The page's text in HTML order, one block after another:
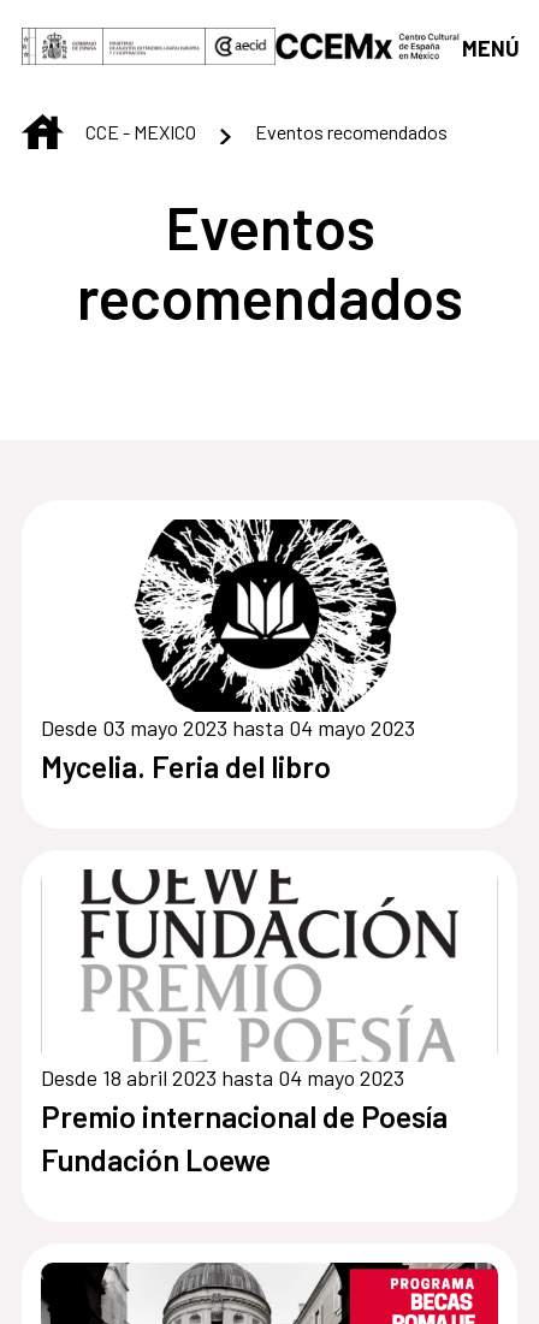
Saltar al contenido principal
MENÚ
INICIOCCE - MEXICO Eventos recomendados
Eventos
recomendados
Desde 03 mayo 2023 hasta 04 mayo 2023
Mycelia. Feria del libro
Desde 18 abril 2023 hasta 04 mayo 2023
Premio internacional de Poesía
Fundación Loewe